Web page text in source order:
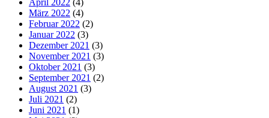
April 2022 (4)
März 2022 (4)
Februar 2022 (2)
Januar 2022 (3)
Dezember 2021 (3)
November 2021 (3)
Oktober 2021 (3)
September 2021 (2)
August 2021 (3)
Juli 2021 (2)
Juni 2021 (1)